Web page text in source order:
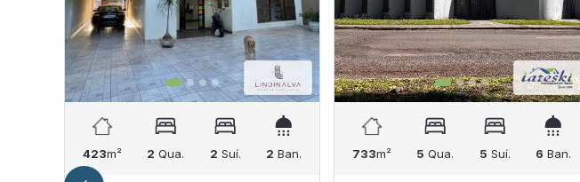
423m² 2 Qua. 2 Suí. 2 Ban. 733m² 5 Qua. 5 Suí. 6 Ban.